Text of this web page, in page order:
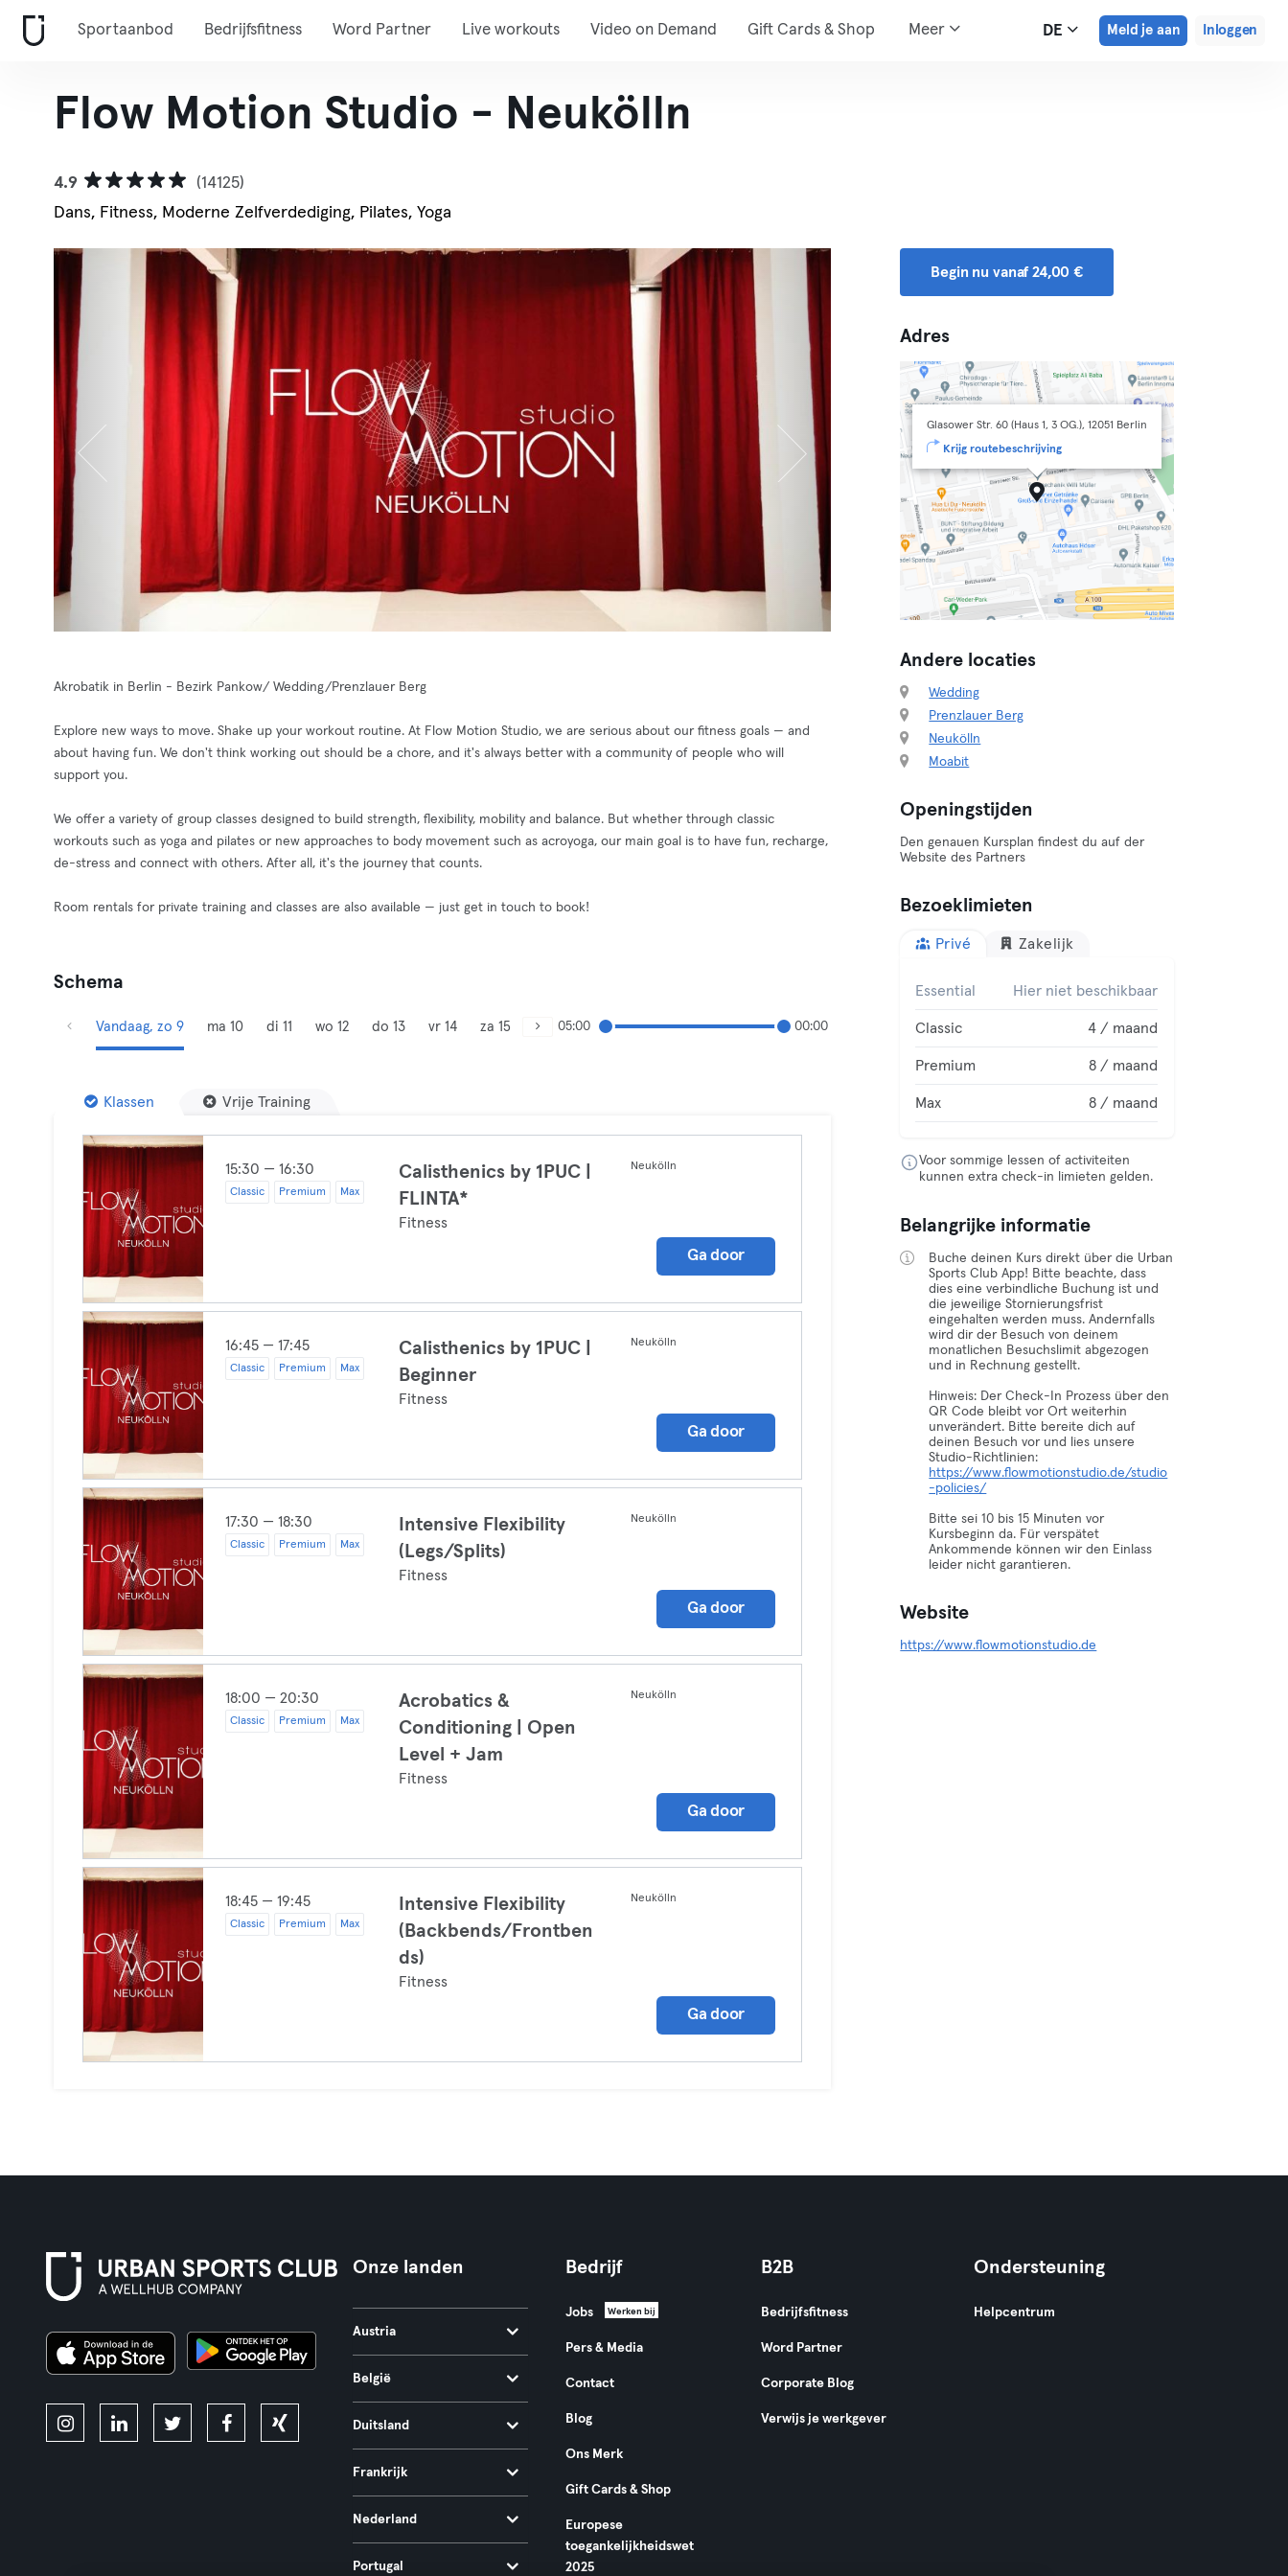
Sportaanbod Bedrijfsfitness Word Partner Live workouts Video on Demand Gift Cards & Shop Meer DE Meld je aan Inloggen
Flow Motion Studio - Neukölln
4.9
(14125)
Dans, Fitness, Moderne Zelfverdediging, Pilates, Yoga
Akrobatik in Berlin - Bezirk Pankow/ Wedding/Prenzlauer Berg
Explore new ways to move. Shake up your workout routine. At Flow Motion Studio, we are serious about our fitness goals — and
about having fun. We don't think working out should be a chore, and it's always better with a community of people who will
support you.
We offer a variety of group classes designed to build strength, flexibility, mobility and balance. But whether through classic
workouts such as yoga and pilates or new approaches to body movement such as acroyoga, our main goal is to have fun, recharge,
de-stress and connect with others. After all, it's the journey that counts.
Room rentals for private training and classes are also available — just get in touch to book!
Schema
Vandaag, zo 9 ma 10 di 11 wo 12 do 13 vr 14 za 15 05:00 00:00
Klassen Vrije Training
15:30 — 16:30
Classic Premium Max
Calisthenics by 1PUC |
FLINTA*
Fitness
Neukölln
Ga door
16:45 — 17:45
Classic Premium Max
Calisthenics by 1PUC |
Beginner
Fitness
Neukölln
Ga door
17:30 — 18:30
Classic Premium Max
Intensive Flexibility
(Legs/Splits)
Fitness
Neukölln
Ga door
18:00 — 20:30
Classic Premium Max
Acrobatics &
Conditioning | Open
Level + Jam
Fitness
Neukölln
Ga door
18:45 — 19:45
Classic Premium Max
Intensive Flexibility
(Backbends/Frontben
ds)
Fitness
Neukölln
Ga door
Begin nu vanaf 24,00 €
Adres
Glasower Str. 60 (Haus 1, 3 OG.), 12051 Berlin
Krijg routebeschrijving
Andere locaties
Wedding
Prenzlauer Berg
Neukölln
Moabit
Openingstijden
Den genauen Kursplan findest du auf der
Website des Partners
Bezoeklimieten
Privé Zakelijk
Essential Hier niet beschikbaar
Classic 4 / maand
Premium 8 / maand
Max 8 / maand
Voor sommige lessen of activiteiten
kunnen extra check-in limieten gelden.
Belangrijke informatie
Buche deinen Kurs direkt über die Urban
Sports Club App! Bitte beachte, dass
dies eine verbindliche Buchung ist und
die jeweilige Stornierungsfrist
eingehalten werden muss. Andernfalls
wird dir der Besuch von deinem
monatlichen Besuchslimit abgezogen
und in Rechnung gestellt.
Hinweis: Der Check-In Prozess über den
QR Code bleibt vor Ort weiterhin
unverändert. Bitte bereite dich auf
deinen Besuch vor und lies unsere
Studio-Richtlinien:
https://www.flowmotionstudio.de/studio
-policies/
Bitte sei 10 bis 15 Minuten vor
Kursbeginn da. Für verspätet
Ankommende können wir den Einlass
leider nicht garantieren.
Website
https://www.flowmotionstudio.de
Onze landen
Austria
België
Duitsland
Frankrijk
Nederland
Portugal
Bedrijf
Jobs Werken bij
Pers & Media
Contact
Blog
Ons Merk
Gift Cards & Shop
Europese
toegankelijkheidswet
2025
B2B
Bedrijfsfitness
Word Partner
Corporate Blog
Verwijs je werkgever
Ondersteuning
Helpcentrum